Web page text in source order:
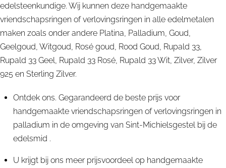
edelsteenkundige. Wij kunnen deze handgemaakte
vriendschapsringen of verlovingsringen in alle edelmetalen
maken zoals onder andere Platina, Palladium, Goud,
Geelgoud, Witgoud, Rosé goud, Rood Goud, Rupald 33,
Rupald 33 Geel, Rupald 33 Rosé, Rupald 33 Wit, Zilver, Zilver
925 en Sterling Zilver.
Ontdek ons. Gegarandeerd de beste prijs voor
handgemaakte vriendschapsringen of verlovingsringen in
palladium in de omgeving van Sint-Michielsgestel bij de
edelsmid .
U krijgt bij ons meer prijsvoordeel op handgemaakte